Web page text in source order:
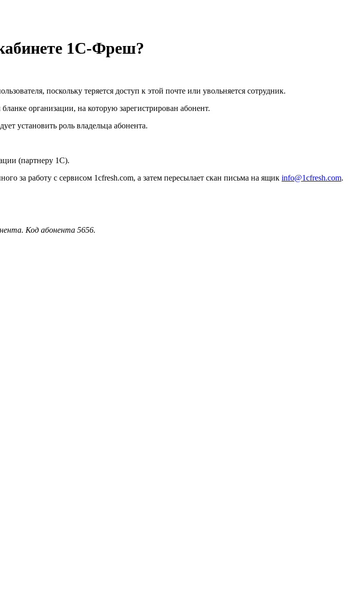
1С-Фреш?
поскольку теряется доступ к этой почте или увольняется сотрудник.
организации, на которую зарегистрирован абонент.
установить роль владельца абонента.
(партнеру 1С).
за работу с сервисом 1cfresh.com, а затем пересылает скан письма на ящик info@1cfresh.com.
Код абонента 5656.